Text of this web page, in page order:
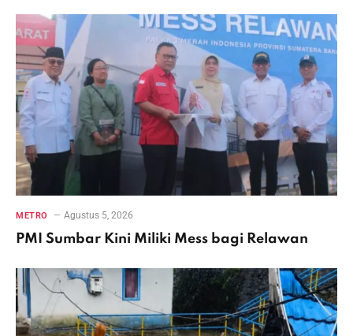
METRO Agustus 5, 2026
PMI Sumbar Kini Miliki Mess bagi Relawan